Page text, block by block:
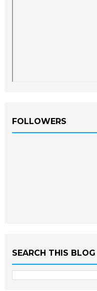
FOLLOWERS
SEARCH THIS BLOG